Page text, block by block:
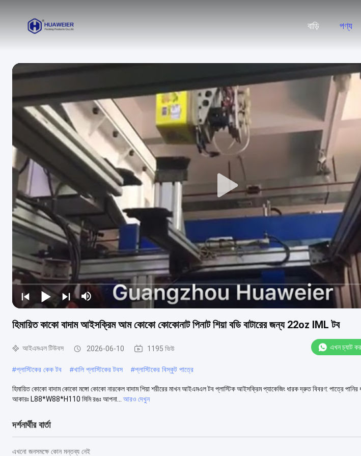
বাড়ি পণ্য
হিমায়িত কাকো বাদাম আইসক্রিম আম কোকো কোকোনাট পিনাট শিয়া বডি বাটারের জন্য 22oz IML টব
আইএমএল টিউবস 2026-06-10 1195 ভিউ এখন চ্যাট
#প্লাস্টিকের কেক টব #খালি প্লাস্টিকের টবস #প্লাস্টিকের বিস্কুট পাত্রে
হিমায়িত কোকো বাদাম কোকো মঙ্গো কোকো নারকেল বাদাম শিয়া শরীরের মাখন আইএমএল টব প্লাস্টিক আইসক্রিম প্যাকেজিং ধারক দ্রুত বিবরণ: পাত্রে পানির
আকারঃ L88*W88*H110 মিমি রঙঃ আপনা...
আরও দেখুন
দর্শনার্থীর বার্তা
এখনো জনসমক্ষে কোন মন্তব্য নেই